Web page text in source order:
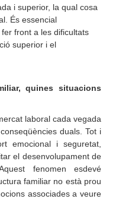
i superior, la qual cosa
És essencial
front a les dificultats
superior i el
quines situacions
laboral cada vegada
duals. Tot i
emocional i seguretat,
el desenvolupament de
fenomen esdevé
familiar no està prou
associades a veure